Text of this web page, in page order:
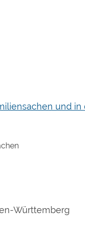
und
Württemberg